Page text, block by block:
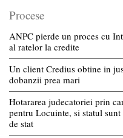
Procese
ANPC pierde un proces cu
al ratelor la credite
Un client Credius obtine in
dobanzii prea mari
Hotararea judecatoriei prin
pentru Locuinte, si statul
de stat